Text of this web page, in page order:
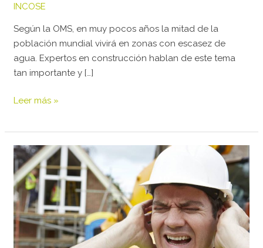
INCOSE
Según la OMS, en muy pocos años la mitad de la
población mundial vivirá en zonas con escasez de
agua. Expertos en construcción hablan de este tema
tan importante y […]
Leer más »
CÓMO
IMPACTA
LA
CONSTRUCCION
EN
LA
CONTAMINACIÓN